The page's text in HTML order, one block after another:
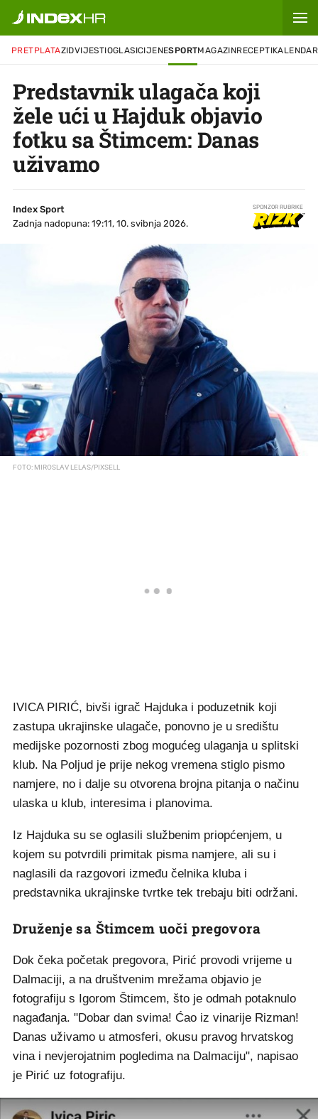
PRETPLATAZIDVIJESTIOGLASICIJENESPORTMAGAZINRECEPTIKALENDAR
Predstavnik ulagača koji
žele ući u Hajduk objavio
fotku sa Štimcem: Danas
uživamo
Index Sport
Zadnja nadopuna: 19:11, 10. svibnja 2026.
SPONZOR RUBRIKE
FOTO: MIROSLAV LELAS/PIXSELL
IVICA PIRIĆ, bivši igrač Hajduka i poduzetnik koji
zastupa ukrajinske ulagače, ponovno je u središtu
medijske pozornosti zbog mogućeg ulaganja u splitski
klub. Na Poljud je prije nekog vremena stiglo pismo
namjere, no i dalje su otvorena brojna pitanja o načinu
ulaska u klub, interesima i planovima.
Iz Hajduka su se oglasili službenim priopćenjem, u
kojem su potvrdili primitak pisma namjere, ali su i
naglasili da razgovori između čelnika kluba i
predstavnika ukrajinske tvrtke tek trebaju biti održani.
Druženje sa Štimcem uoči pregovora
Dok čeka početak pregovora, Pirić provodi vrijeme u
Dalmaciji, a na društvenim mrežama objavio je
fotografiju s Igorom Štimcem, što je odmah potaknulo
nagađanja. "Dobar dan svima! Ćao iz vinarije Rizman!
Danas uživamo u atmosferi, okusu pravog hrvatskog
vina i nevjerojatnim pogledima na Dalmaciju", napisao
je Pirić uz fotografiju.